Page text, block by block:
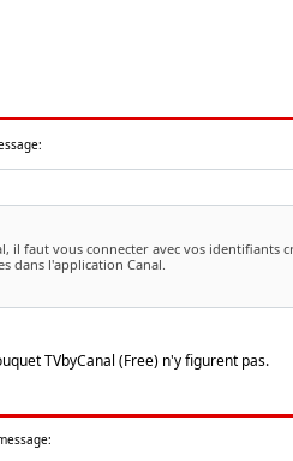
il faut vous connecter avec vos identifiants
dans l'application Canal.
TVbyCanal (Free) n'y figurent pas.